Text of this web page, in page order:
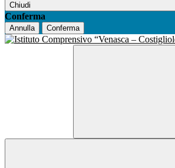
Chiudi
Conferma
Annulla Conferma